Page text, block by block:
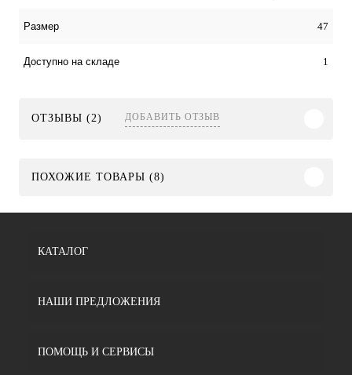
Размер 47
Доступно на складе 1
ОТЗЫВЫ (2) ДОБАВИТЬ ОТЗЫВ
ПОХОЖИЕ ТОВАРЫ (8)
КАТАЛОГ
НАШИ ПРЕДЛОЖЕНИЯ
ПОМОЩЬ И СЕРВИСЫ